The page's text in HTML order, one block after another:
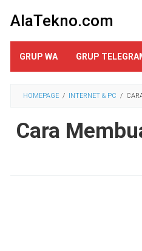
konten
AlaTekno.com
GRUP WA GRUP
HOMEPAGE / INTERNET & PC /
Cara